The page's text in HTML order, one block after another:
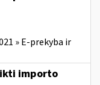
» E-prekyba ir
importo